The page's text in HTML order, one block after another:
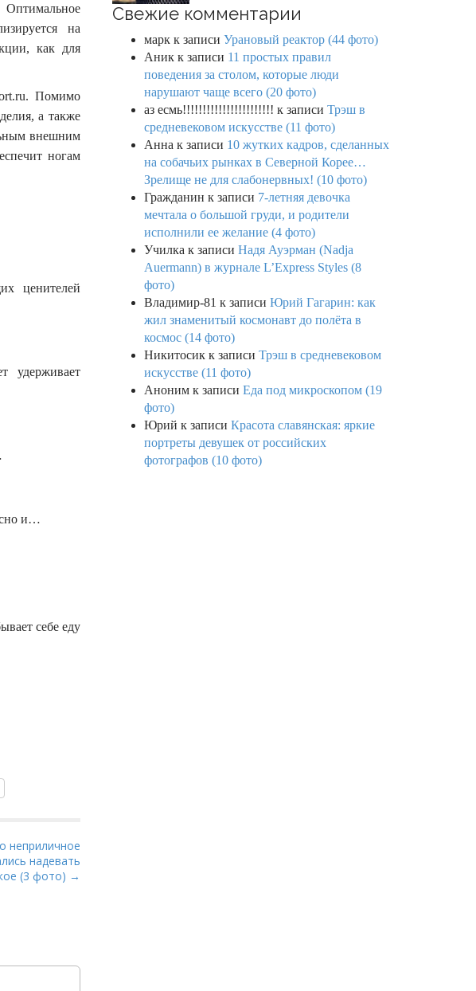
на
как для
Помимо
а также
внешним
ногам
ценителей
удерживает
и…
себе еду
неприличное
надевать
(3 фото) →
Свежие комментарии
марк к записи Урановый реактор (44 фото)
Аник к записи 11 простых правил
поведения за столом, которые люди
нарушают чаще всего (20 фото)
аз есмь!!!!!!!!!!!!!!!!!!!!!!! к записи Трэш в
средневековом искусстве (11 фото)
Анна к записи 10 жутких кадров, сделанных
на собачьих рынках в Северной Корее…
Зрелище не для слабонервных! (10 фото)
Гражданин к записи 7-летняя девочка
мечтала о большой груди, и родители
исполнили ее желание (4 фото)
Училка к записи Надя Ауэрман (Nadja
Auermann) в журнале L’Express Styles (8
фото)
Владимир-81 к записи Юрий Гагарин: как
жил знаменитый космонавт до полёта в
космос (14 фото)
Никитосик к записи Трэш в средневековом
искусстве (11 фото)
Аноним к записи Еда под микроскопом (19
фото)
Юрий к записи Красота славянская: яркие
портреты девушек от российских
фотографов (10 фото)